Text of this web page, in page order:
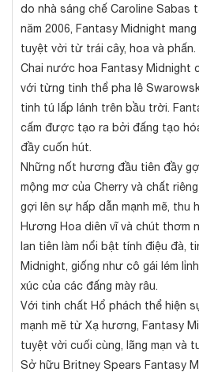
do nhà sáng chế Caroline Sabas
năm 2006, Fantasy Midnight
tuyệt vời từ trái cây, hoa và phấn.
Chai nước hoa Fantasy Midnight
với từng tinh thể pha lê
tinh tú lấp lánh trên bầu trời.
cấm được tạo ra bởi đấng tạo
đầy cuốn hút.
Những nốt hương đầu tiên đầy
mộng mơ của Cherry và chất
gợi lên sự hấp dẫn mạnh mẽ, thu
Hương Hoa diên vĩ và chút thơm
lan tiên làm nổi bật tính điệu đà,
Midnight, giống như cô gái lém
xúc của các đấng mày râu.
Với tinh chất Hổ phách thể hiện
mạnh mẽ từ Xạ hương, Fantasy
tuyệt vời cuối cùng, lãng mạn và
Sở hữu Britney Spears Fantasy